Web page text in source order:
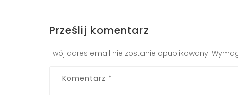
Prześlij komentarz
Twój adres email nie zostanie opublikowany.